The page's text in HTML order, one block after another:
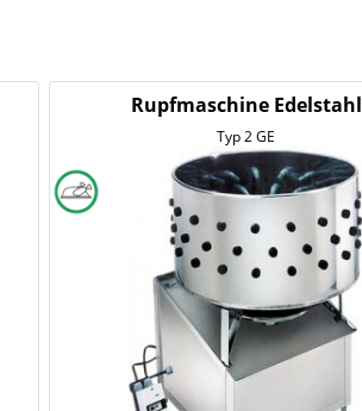
Rupfmaschine Edelstahl
Typ 2 GE